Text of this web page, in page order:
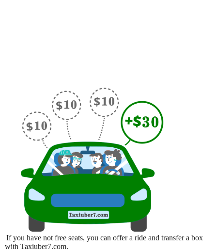
If you have not free seats, you can offer a ride and transfer a box
with Taxiuber7.com.